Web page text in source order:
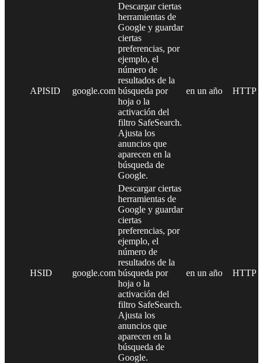
APISID google.com
Descargar ciertas
herramientas de
Google y guardar
ciertas
preferencias, por
ejemplo, el
número de
resultados de la
búsqueda por
hoja o la
activación del
filtro SafeSearch.
Ajusta los
anuncios que
aparecen en la
búsqueda de
Google.
en un año HTTP
HSID google.com
Descargar ciertas
herramientas de
Google y guardar
ciertas
preferencias, por
ejemplo, el
número de
resultados de la
búsqueda por
hoja o la
activación del
filtro SafeSearch.
Ajusta los
anuncios que
aparecen en la
búsqueda de
Google.
en un año HTTP